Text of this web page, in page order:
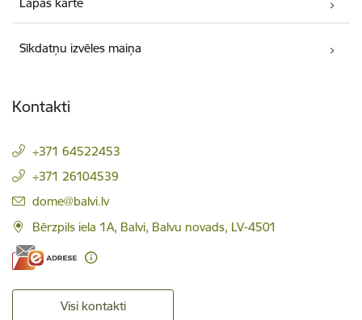
Sīkdatņu izvēles maiņa
Kontakti
+371 64522453
+371 26104539
E-pasts:
dome@balvi.lv
Bērzpils iela 1A, Balvi, Balvu novads, LV-4501
Visi kontakti